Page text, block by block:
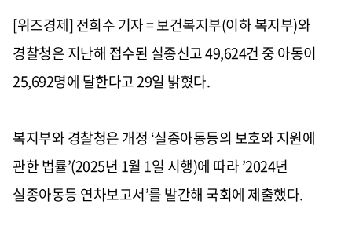
[위즈경제] 전희수 기자 =보건복지부(이하 복지부)와
경찰청은 지난해 접수된 실종신고 49,624건 중 아동이
25,692명에 달한다고 29일 밝혔다.
복지부와 경찰청은 개정 ‘실종아동등의 보호와 지원에
관한 법률’(2025년 1월 1일 시행)에 따라 ’2024년
실종아동등 연차보고서’를 발간해 국회에 제출했다.